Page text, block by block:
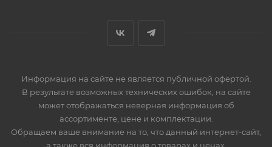
Информация на сайте не является публичной офертой.
В результате возможных технических ошибок, на сайте
может отображаться неверная информация об
ассортименте, цене и комплектации.
Обращаем ваше внимание на то, что данный интернет-сайт,